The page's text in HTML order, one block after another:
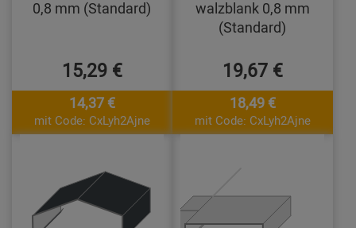
0,8 mm (Standard)
15,29 €
14,37 €
mit Code: CxLyh2Ajne
walzblank 0,8 mm
(Standard)
19,67 €
18,49 €
mit Code: CxLyh2Ajne